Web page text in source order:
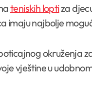
teniskih loptiza
imaju najbolje
okruženja
vještine u